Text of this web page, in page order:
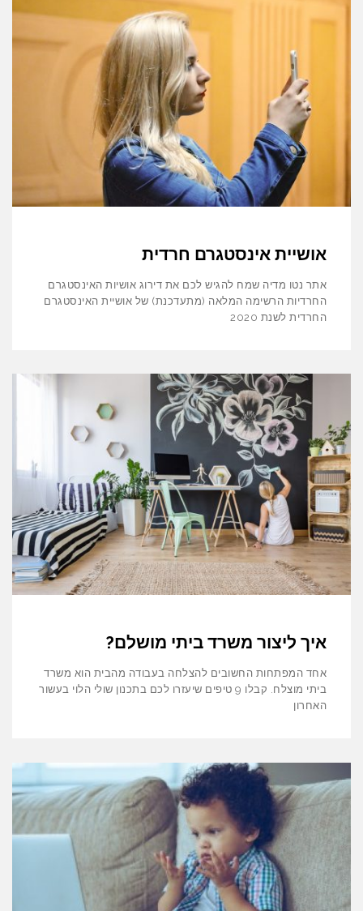
אושיית אינסטגרם חרדית
אתר נטו מדיה שמח להגיש לכם את דירוג אושיות האינסטגרם
החרדיות הרשימה המלאה (מתעדכנת) של אושיית האינסטגרם
החרדית לשנת 2020
איך ליצור משרד ביתי מושלם?
אחד המפתחות החשובים להצלחה בעבודה מהבית הוא משרד
ביתי מוצלח. קבלו 9 טיפים שיעזרו לכם בתכנון שולי הלוי בעשור
האחרון